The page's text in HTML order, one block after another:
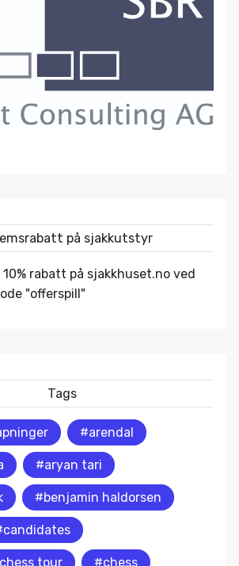
på sjakkutstyr
rabatt på sjakkhuset.no ved
"offerspill"
Tags
#arendal
#aryan tari
#benjamin haldorsen
tour #chess